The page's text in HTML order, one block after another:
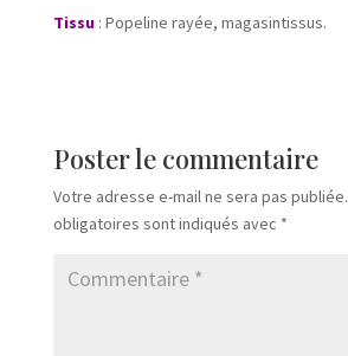
Tissu : Popeline rayée, magasintissus.
Poster le commentaire
Votre adresse e-mail ne sera pas publiée.
obligatoires sont indiqués avec *